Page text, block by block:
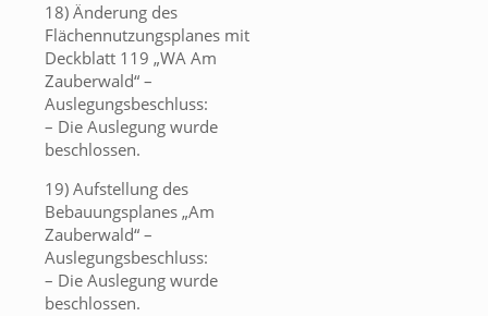
18) Änderung des
Flächennutzungsplanes mit
Deckblatt 119 „WA Am
Zauberwald“ –
Auslegungsbeschluss:
– Die Auslegung wurde
beschlossen.
19) Aufstellung des
Bebauungsplanes „Am
Zauberwald“ –
Auslegungsbeschluss:
– Die Auslegung wurde
beschlossen.